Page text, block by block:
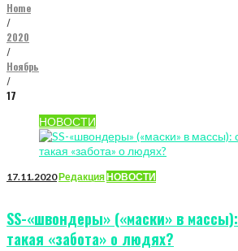
Home
/
2020
/
Ноябрь
/
17
День:
17.11.2020
НОВОСТИ
17.11.2020РедакцияНОВОСТИ
SS-«швондеры» («маски» в
такая «забота» о людях?